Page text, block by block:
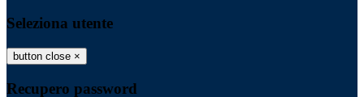
Seleziona utente
button close ×
Recupero password